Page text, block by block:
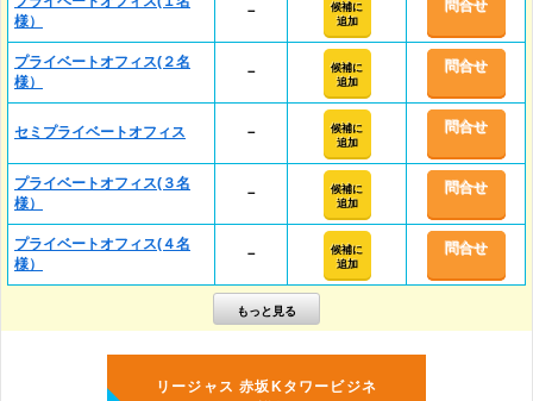
様）
－
候補に
追加
問合せ
プライベートオフィス(２名
様）
－
候補に
追加
問合せ
セミプライベートオフィス －
候補に
追加
問合せ
プライベートオフィス(３名
様）
－
候補に
追加
問合せ
プライベートオフィス(４名
様）
－
候補に
追加
問合せ
リージャス 赤坂Kタワービジネ